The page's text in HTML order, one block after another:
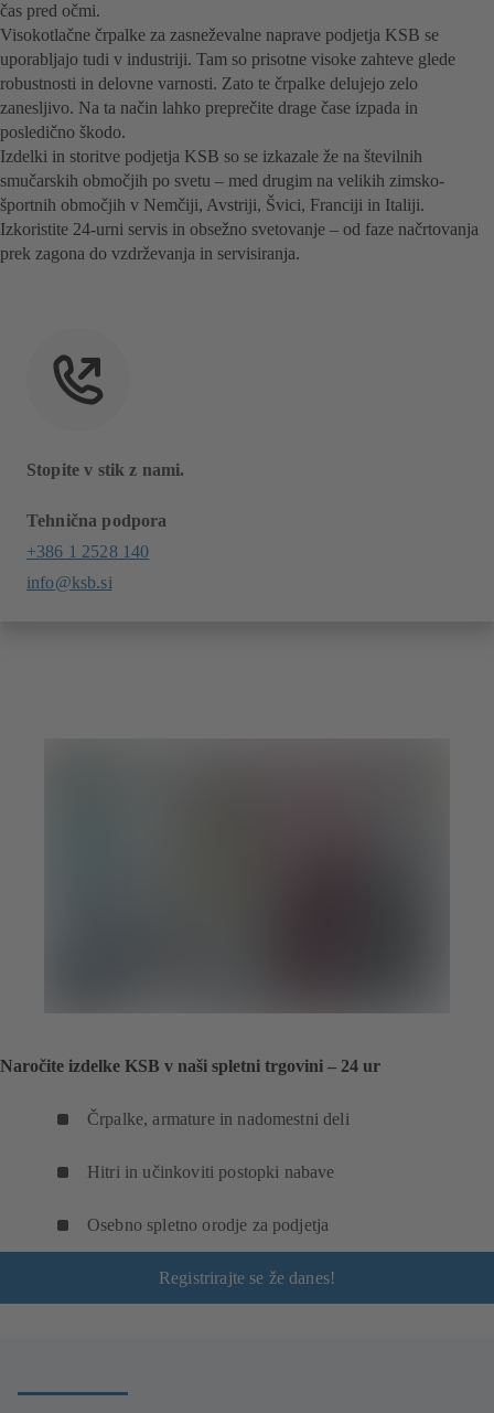
čas pred očmi.
Visokotlačne črpalke za zasneževalne naprave podjetja KSB se
uporabljajo tudi v industriji. Tam so prisotne visoke zahteve glede
robustnosti in delovne varnosti. Zato te črpalke delujejo zelo
zanesljivo. Na ta način lahko preprečite drage čase izpada in
posledično škodo.
Izdelki in storitve podjetja KSB so se izkazale že na številnih
smučarskih območjih po svetu – med drugim na velikih zimsko-
športnih območjih v Nemčiji, Avstriji, Švici, Franciji in Italiji.
Izkoristite 24-urni servis in obsežno svetovanje – od faze načrtovanja
prek zagona do vzdrževanja in servisiranja.
Stopite v stik z nami.
Tehnična podpora
+386 1 2528 140
info@ksb.si
Naročite izdelke KSB v naši spletni trgovini – 24 ur
Črpalke, armature in nadomestni deli
Hitri in učinkoviti postopki nabave
Osebno spletno orodje za podjetja
Registrirajte se že danes!